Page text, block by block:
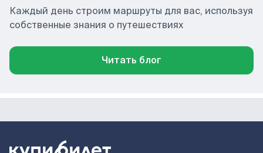
Каждый день строим маршруты для вас, используя
собственные знания о путешествиях
Читать блог